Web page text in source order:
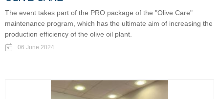
The event takes part of the PRO package of the "Olive Care"
maintenance program, which has the ultimate aim of increasing the
production efficiency of the olive oil plant.
06 June 2024